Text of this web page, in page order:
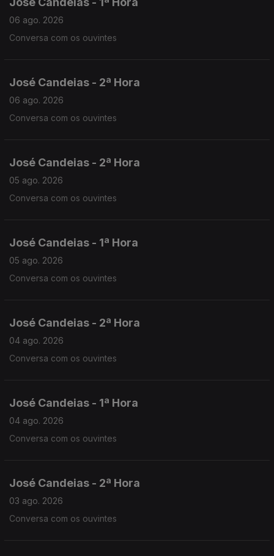
06 ago. 2026
Conversa com os ouvintes
José Candeias - 2ª Hora
06 ago. 2026
Conversa com os ouvintes
José Candeias - 2ª Hora
05 ago. 2026
Conversa com os ouvintes
José Candeias - 1ª Hora
05 ago. 2026
Conversa com os ouvintes
José Candeias - 2ª Hora
04 ago. 2026
Conversa com os ouvintes
José Candeias - 1ª Hora
04 ago. 2026
Conversa com os ouvintes
José Candeias - 2ª Hora
03 ago. 2026
Conversa com os ouvintes